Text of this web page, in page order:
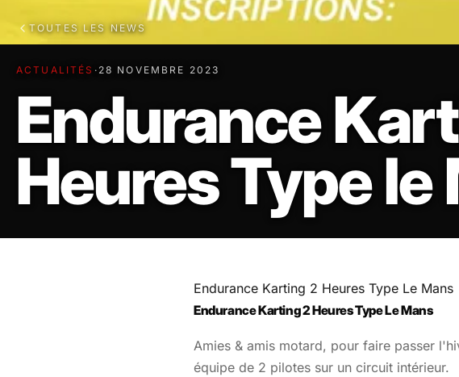
TOUTES LES NEWS
ACTUALITÉS · 28 NOVEMBRE 2023
Endurance
Heures Type le
Endurance Karting 2 Heures Type Le Mans
Endurance Karting 2 Heures Type Le Mans
Amies & amis motard, pour faire passer
équipe de 2 pilotes sur un circuit intérieur.